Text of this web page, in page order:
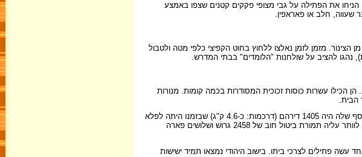
את הפתילה על גבי מצופי פקקים קטנים שצפו באמצע
שעווה, חלב או פאראפין.
מזמן לזמן נאלצו ללחוץ בחוט הקפיצי כלפי מטה ולטבול
נהגו להציב על שולחנות "הלומדים" בבתי המדרש.
הכילו עשרות כוסות זכוכית המסודרות בכמה קומות. מנורות
הבית.
לאחר מלחמת קרים עם הקמת בתי הכנסת הגדולים נשלחה ליהודי ירושלים, כנראה מפטרבורג בירת רוסיה, מנורה שמשקל הכסף שלה היה 1405 דירהם (דרכמות: כ-4.6 ק"ג) שבזמנו היתה לפלא
בקרב יהודי ירושלים. לפי הוראת המנדב צריכים היו להשתמש בה לפי התור שנה ספרדים ושנה אשכנזים, אלא שהספרדים נאלצו לוותר עליה תמורת ביטול חוב של 2458 גרוש ושלושים פארה
פתילים לצרכי ביתו. בישוב היהודי נמצאו תמיד ישישות